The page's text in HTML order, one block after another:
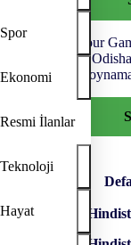
Spor
Ekonomi
Resmi İlanlar
Teknoloji
Hayat
Futbolcu Saviour
Saviour Gama
pozisyonunda
Forma No
Uyruk